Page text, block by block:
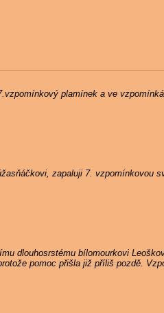
plamínek a ve
zapaluji 7. vzpomínkovou
dlouhosrstému bílomourkovi
pomoc přišla již příliš pozdě.